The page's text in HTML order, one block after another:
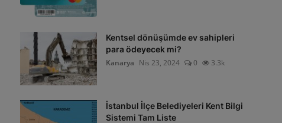
Kentsel dönüşümde ev sahipleri
para ödeyecek mi?
Kanarya Nis 23, 2024 0 3.3k
İstanbul İlçe Belediyeleri Kent Bilgi
Sistemi Tam Liste